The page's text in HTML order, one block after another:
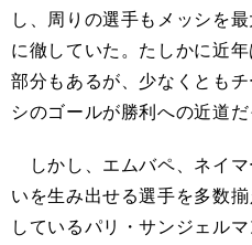
し、周りの選手もメッシを
に徹していた。たしかに近
部分もあるが、少なくとも
シのゴールが勝利への近道だ
しかし、エムバペ、ネイ
いを生み出せる選手を多数
しているパリ・サンジェル